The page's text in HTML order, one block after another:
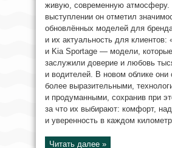
живую, современную атмосферу.
выступлении он отметил
обновлённых моделей для
и их актуальность для клиентов:
и Kia Sportage — модели,
заслужили доверие и любовь
и водителей. В новом облике они
более выразительными,
и продуманными, сохранив при
за что их выбирают: комфорт,
и уверенность в каждом
Читать далее »